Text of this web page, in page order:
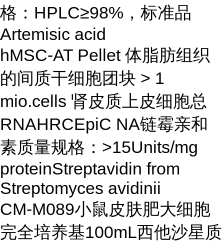
格：HPLC≥98%，标准品
Artemisic acid
hMSC-AT Pellet 体脂肪组织
的间质干细胞团块 > 1
mio.cells 肾皮质上皮细胞总
RNAHRCEpiC NA链霉亲和
素质量规格：>15Units/mg
proteinStreptavidin from
Streptomyces avidinii
CM-M089小鼠皮肤肥大细胞
完全培养基100mL西他沙星质